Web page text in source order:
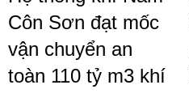
Côn Sơn đạt mốc
vận chuyển an
toàn 110 tỷ m3 khí